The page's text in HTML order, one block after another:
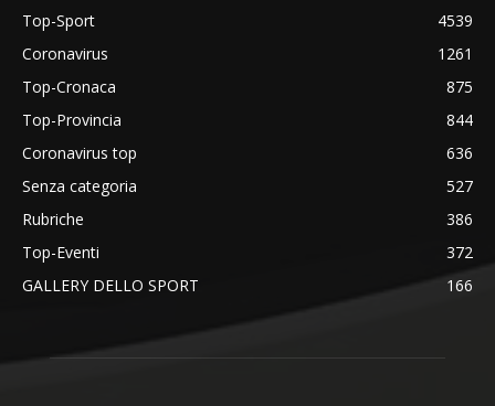
Top-Sport
4539
Coronavirus
1261
Top-Cronaca
875
Top-Provincia
844
Coronavirus top
636
Senza categoria
527
Rubriche
386
Top-Eventi
372
GALLERY DELLO SPORT
166